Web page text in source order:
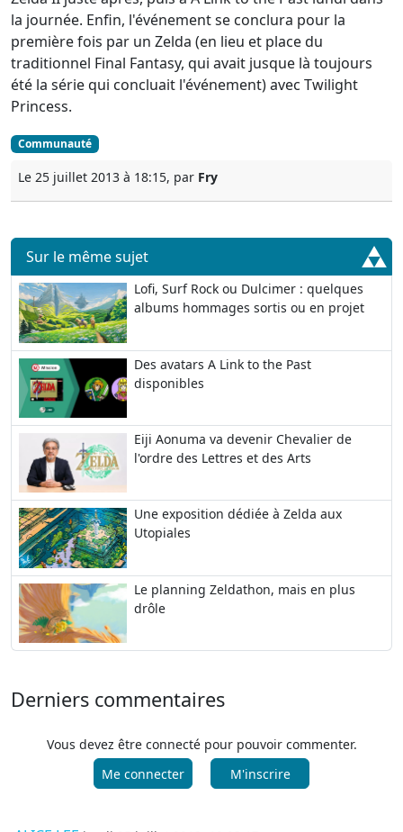
la journée. Enfin, l'événement se conclura pour la
première fois par un Zelda (en lieu et place du
traditionnel Final Fantasy, qui avait jusque là toujours
été la série qui concluait l'événement) avec Twilight
Princess.
Communauté
Le 25 juillet 2013 à 18:15, par Fry
Sur le même sujet
Lofi, Surf Rock ou Dulcimer : quelques
albums hommages sortis ou en projet
Des avatars A Link to the Past
disponibles
Eiji Aonuma va devenir Chevalier de
l'ordre des Lettres et des Arts
Une exposition dédiée à Zelda aux
Utopiales
Le planning Zeldathon, mais en plus
drôle
Derniers commentaires
Vous devez être connecté pour pouvoir commenter.
Me connecter
M'inscrire